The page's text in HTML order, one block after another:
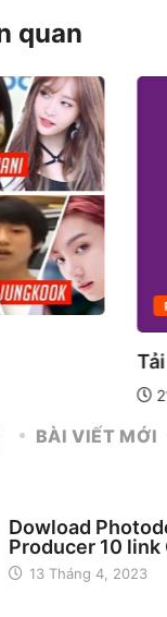
quan
MỀM MÁY TÍNH
2017 full crack
BÀI VIẾT MỚI
Dowload
Producer 10 link
13 Tháng 4, 2023